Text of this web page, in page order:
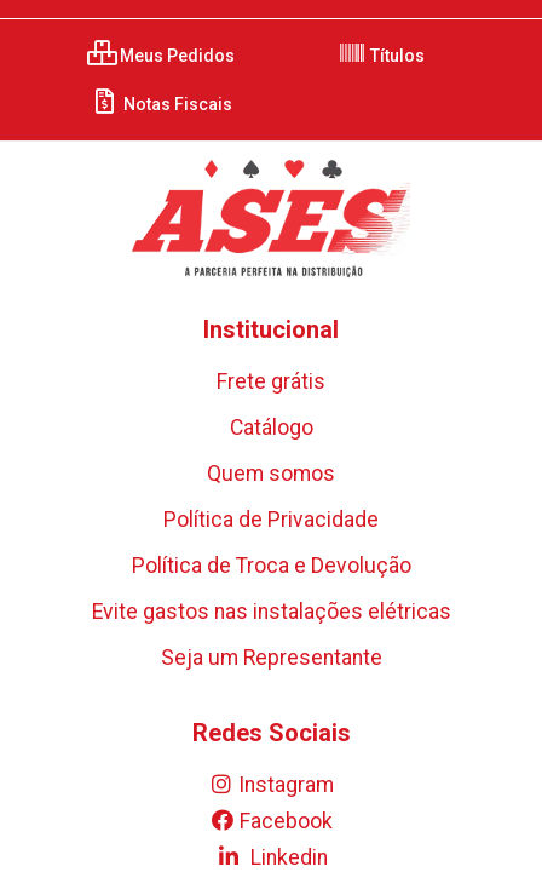
Meus Pedidos Títulos
Notas Fiscais
Institucional
Frete grátis
Catálogo
Quem somos
Política de Privacidade
Política de Troca e Devolução
Evite gastos nas instalações elétricas
Seja um Representante
Redes Sociais
Instagram
Facebook
Linkedin